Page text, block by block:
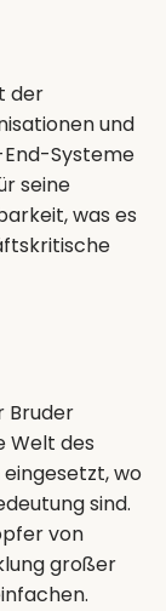
der
und
Systeme
seine
was es
Bruder
Welt des
wo
sind.
von
großer